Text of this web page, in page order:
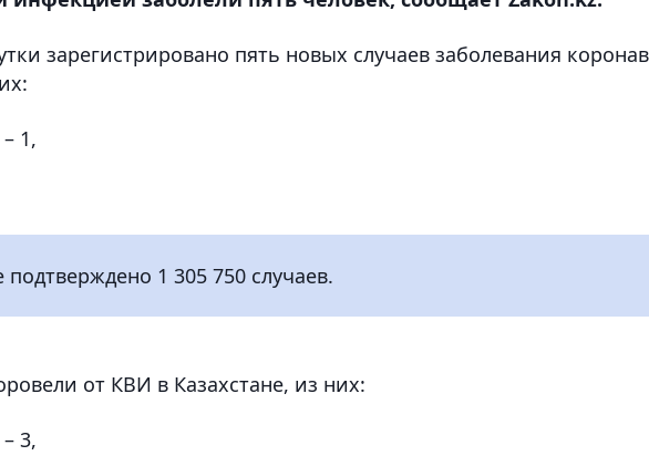
зарегистрировано пять новых случаев заболевания
1,
подтверждено 1 305 750 случаев.
от КВИ в Казахстане, из них:
3,